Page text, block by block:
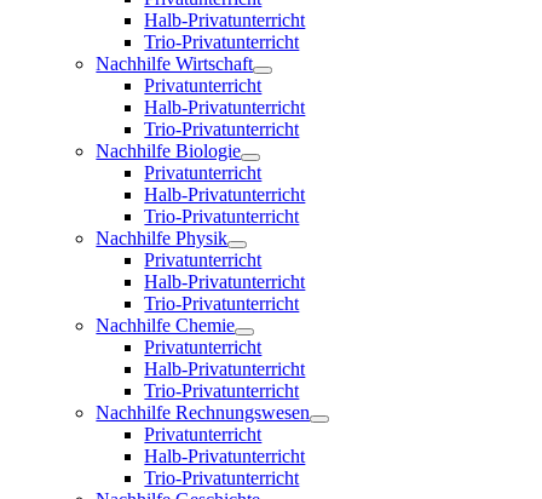
Halb-Privatunterricht
Trio-Privatunterricht
Nachhilfe Wirtschaft
Privatunterricht
Halb-Privatunterricht
Trio-Privatunterricht
Nachhilfe Biologie
Privatunterricht
Halb-Privatunterricht
Trio-Privatunterricht
Nachhilfe Physik
Privatunterricht
Halb-Privatunterricht
Trio-Privatunterricht
Nachhilfe Chemie
Privatunterricht
Halb-Privatunterricht
Trio-Privatunterricht
Nachhilfe Rechnungswesen
Privatunterricht
Halb-Privatunterricht
Trio-Privatunterricht